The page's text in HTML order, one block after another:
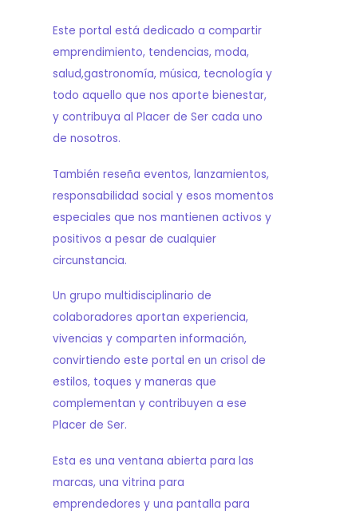
Este portal está dedicado a compartir
emprendimiento, tendencias, moda,
salud,gastronomía, música, tecnología y
todo aquello que nos aporte bienestar,
y contribuya al Placer de Ser cada uno
de nosotros.
También reseña eventos, lanzamientos,
responsabilidad social y esos momentos
especiales que nos mantienen activos y
positivos a pesar de cualquier
circunstancia.
Un grupo multidisciplinario de
colaboradores aportan experiencia,
vivencias y comparten información,
convirtiendo este portal en un crisol de
estilos, toques y maneras que
complementan y contribuyen a ese
Placer de Ser.
Esta es una ventana abierta para las
marcas, una vitrina para
emprendedores y una pantalla para